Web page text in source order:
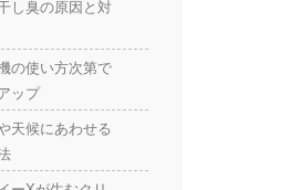
し臭の原因と対
の使い方次第で
ップ
天候にあわせる